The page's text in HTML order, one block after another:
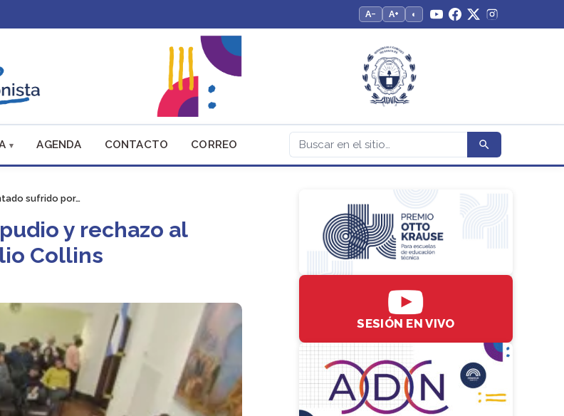
A− A+ ◐
AGENDA CONTACTO CORREO
sufrido por…
y rechazo al
Collins
SESIÓN EN VIVO